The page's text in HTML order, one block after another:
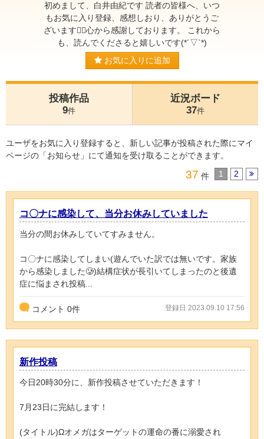
初めまして、白井由紀です 読者の皆様へ、いつ
もお気に入り登録、感想しおり、ありがとうご
ざいます🙇‍♂️心から感謝しております。 これから
も、読んでくださると嬉しいです(*´▽`*)
お気に入りに追加
投稿作品
9件
近況ボード
37件
ユーザをお気に入り登録すると、新しい記事が投稿された際にマイ
ページの「お知らせ」にて通知を受け取ることができます。
37 件 1 2
コ〇ナに感染して、当分お休みしていました
当分の間お休みしていてすみません。
コ〇ナに感染してしまい(遊んでいた訳では無いです。家族
から感染しました🥲‎)結構症状が長引いてしまったのと後遺
症に悩まされ投稿...
コメント 0件 登録日 2023.09.10 17:56
新作投稿
今日20時30分に、新作投稿させていただきます！
7月23日に完結します！
(タイトル)Ωオメガはターゲットの運命の番に溺愛され